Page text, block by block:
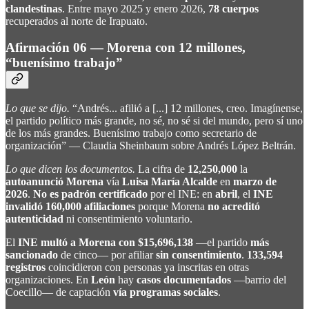
clandestinas. Entre mayo 2025 y enero 2026, 78 cuerpos
recuperados al norte de Irapuato.
Afirmación 06 — Morena con 12 millones,
“buenísimo trabajo”
Lo que se dijo. “Andrés... afilió a [...] 12 millones, creo. Imagínense,
el partido político más grande, no sé, no sé si del mundo, pero sí uno
de los más grandes. Buenísimo trabajo como secretario de
organización” — Claudia Sheinbaum sobre Andrés López Beltrán.
Lo que dicen los documentos. La cifra de 12,250,000 la
autoanunció Morena vía Luisa María Alcalde en marzo de
2026. No es padrón certificado por el INE: en abril, el INE
invalidó 160,000 afiliaciones porque Morena no acreditó
autenticidad ni consentimiento voluntario.
El INE multó a Morena con $15,696,138 —el partido más
sancionado de cinco— por afiliarsin consentimiento. 133,594
registros coincidieron con personas ya inscritas en otras
organizaciones. En León hay casos documentados —barrio del
Coecillo— de captación vía programas sociales.